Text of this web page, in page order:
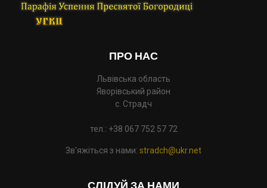
ПРО НАС
Львівська область
Яворівський район
с. Страдч
тел.: +38 067 752 57 72
Зв'яжіться з нами: stradch@ukr.net